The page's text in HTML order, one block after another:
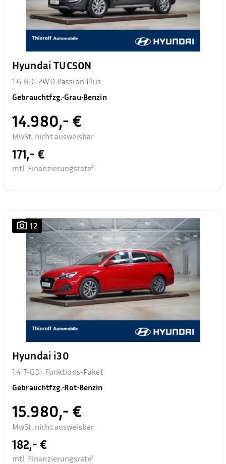
Hyundai TUCSON
1.6 GDI 2WD Passion Plus
Gebrauchtfzg.•Grau•Benzin
14.980,- €
MwSt. nicht ausweisbar
171,- €
mtl. Finanzierungsrate²
12
Hyundai i30
1.4 T-GDI Funktions-Paket
Gebrauchtfzg.•Rot•Benzin
15.980,- €
MwSt. nicht ausweisbar
182,- €
mtl. Finanzierungsrate²